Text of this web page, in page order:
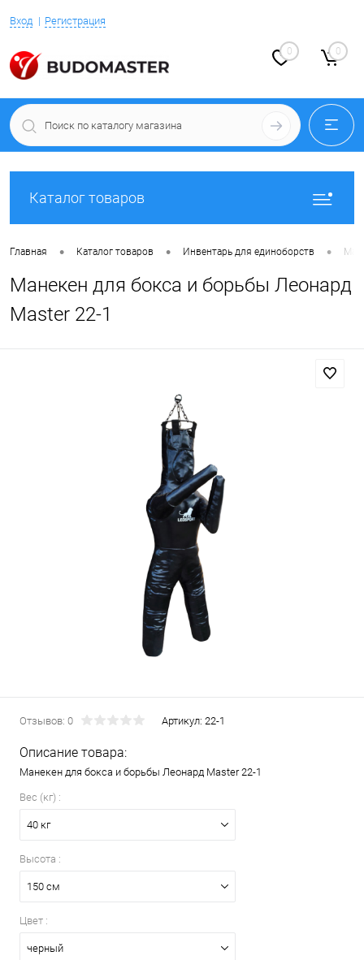
Вход Регистрация
0 0
Каталог товаров
Главная • Каталог товаров • Инвентарь для единоборств •
Манекен для бокса и борьбы Леонард
Master 22-1
Отзывов: 0 Артикул: 22-1
Описание товара:
Манекен для бокса и борьбы Леонард Master 22-1
Вес (кг) :
40 кг
Высота :
150 см
Цвет :
черный